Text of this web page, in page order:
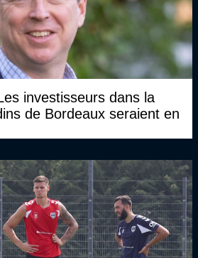
investisseurs dans la
de Bordeaux seraient en